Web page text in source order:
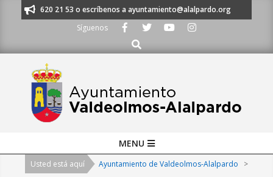
al 91 620 21 53 o escríbenos a ayuntamiento@alalpardo.org
Síguenos
Buscar
Navigation
MENU
Usted está aquí Ayuntamiento de Valdeolmos-Alalpardo
>